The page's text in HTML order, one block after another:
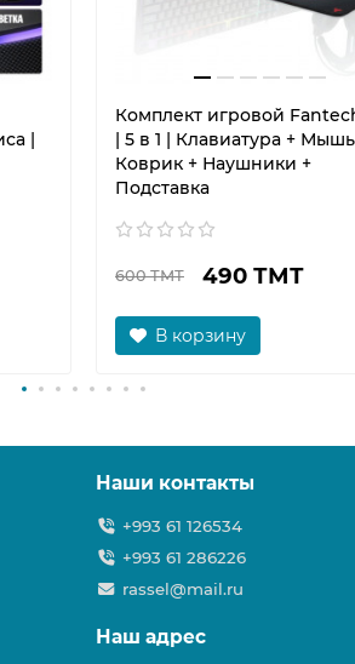
|
Комплект игровой
| 5 в 1 | Клавиатура +
Коврик + Наушники +
Подставка
600 ТМТ 490 ТМТ
В корзину
Наши контакты
+993 61 126534
+993 61 286226
rassel@mail.ru
Наш адрес